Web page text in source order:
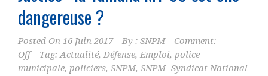
dangereuse ?
Posted On 16 Juin 2017 By : SNPM
Comment:
Off
Tag:Actualité, Défense, Emploi, police
municipale, policiers, SNPM, SNPM- Syndicat National